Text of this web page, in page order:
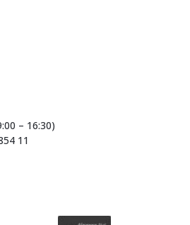
– 16:30)
11